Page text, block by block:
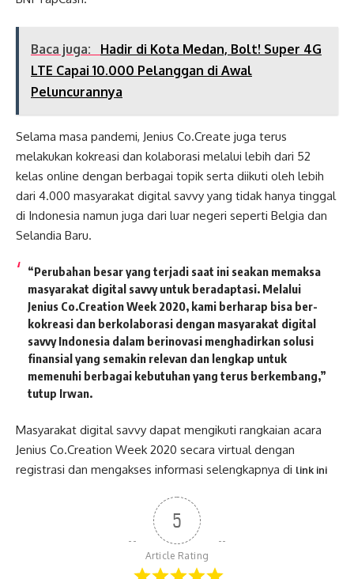
Baca juga:
Hadir di Kota Medan, Bolt! Super 4G
LTE Capai 10.000 Pelanggan di Awal
Peluncurannya
Selama masa pandemi, Jenius Co.Create juga terus
melakukan kokreasi dan kolaborasi melalui lebih dari 52
kelas online dengan berbagai topik serta diikuti oleh lebih
dari 4.000 masyarakat digital savvy yang tidak hanya tinggal
di Indonesia namun juga dari luar negeri seperti Belgia dan
Selandia Baru.
“Perubahan besar yang terjadi saat ini seakan memaksa
masyarakat digital savvy untuk beradaptasi. Melalui
Jenius Co.Creation Week 2020, kami berharap bisa ber-
kokreasi dan berkolaborasi dengan masyarakat digital
savvy Indonesia dalam berinovasi menghadirkan solusi
finansial yang semakin relevan dan lengkap untuk
memenuhi berbagai kebutuhan yang terus berkembang,”
tutup Irwan.
Masyarakat digital savvy dapat mengikuti rangkaian acara
Jenius Co.Creation Week 2020 secara virtual dengan
registrasi dan mengakses informasi selengkapnya di link ini
5
Article Rating